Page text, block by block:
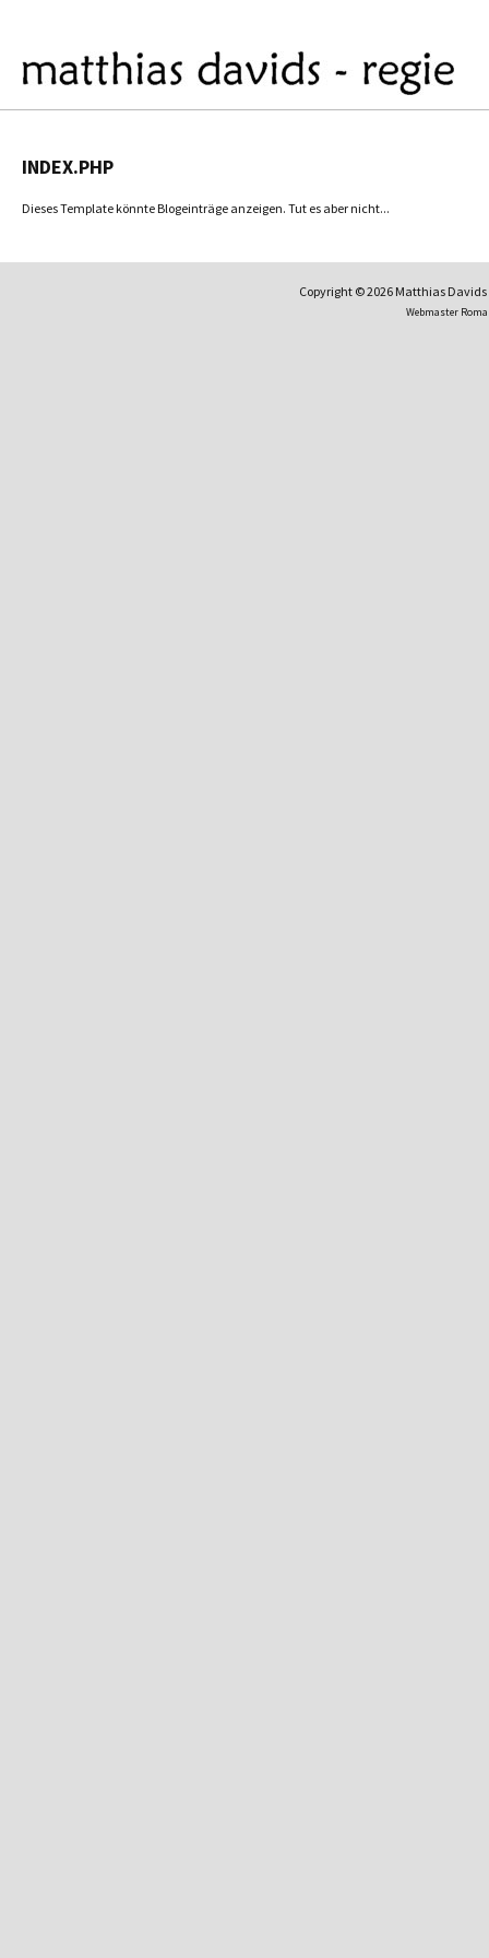
INDEX.PHP
Dieses Template könnte Blogeinträge anzeigen. Tut es aber nicht...
Copyright © 2026 Matthias
Webmaster